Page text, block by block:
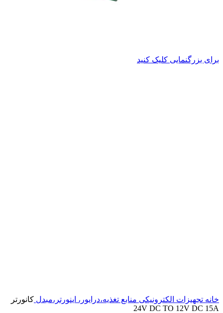
برای بزرگنمایی کلیک کنید
خانه تجهیزات الکترونیکی منابع تغذیه،درایور، اینورتر،مبدل کانورتر
24V DC TO 12V DC 15A